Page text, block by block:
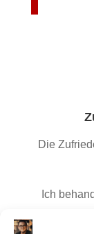
Die
Ich